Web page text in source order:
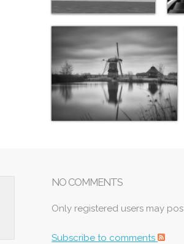
NO COMMENTS
Only registered users may
Subscribe to comments